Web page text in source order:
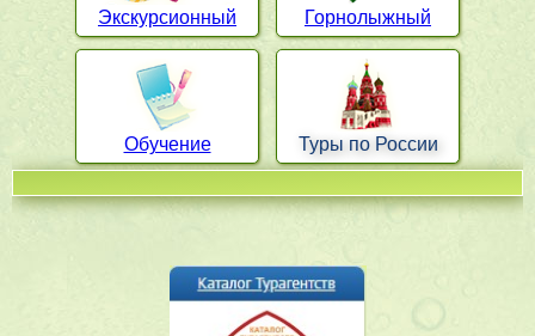
Экскурсионный Горнолыжный
Обучение Туры по России